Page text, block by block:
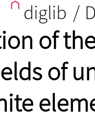
diglib /
of
of